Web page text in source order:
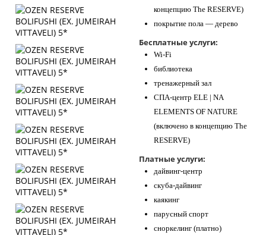
концепцию The RESERVE)
покрытие пола — дерево
Бесплатные услуги:
Wi-Fi
библиотека
тренажерный зал
СПА-центр ELE | NA
ELEMENTS OF NATURE
(включено в концепцию The
RESERVE)
Платные услуги:
дайвинг-центр
скуба-дайвинг
каякинг
парусный спорт
сноркелинг (платно)